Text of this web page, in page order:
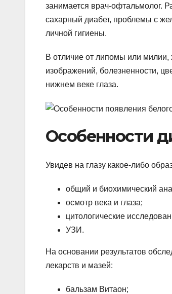
занимается врач-офтальмолог.
сахарный диабет, проблемы с
личной гигиены.
В отличие от липомы или
изображений, болезненности,
нижнем веке глаза.
Особенности
Увидев на глазу какое-либо
общий и биохимический
осмотр века и глаза;
цитологические
УЗИ.
На основании результатов
лекарств и мазей:
бальзам Витаон;